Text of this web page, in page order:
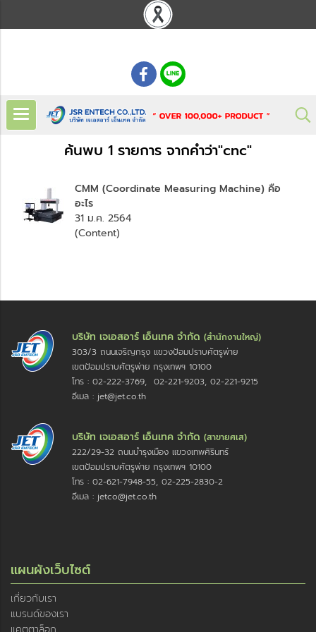
ค้นพบ 1 รายการ จากคำว่า"cnc"
CMM (Coordinate Measuring Machine) คือ
อะไร
31 ม.ค. 2564
(Content)
บริษัท เจเอสอาร์ เอ็นเทค จำกัด (สำนักงานใหญ่)
303/3 ถนนเจริญกรุง แขวงป้อมปราบศัตรูพ่าย
เขตป้อมปราบศัตรูพ่าย กรุงเทพฯ 10100
โทร : 02-222-3769, 02-221-9203, 02-221-9215
อีเมล : jet@jet.co.th
บริษัท เจเอสอาร์ เอ็นเทค จำกัด (สาขายศเส)
222/29-32 ถนนบำรุงเมือง แขวงเทพศิรินทร์
เขตป้อมปราบศัตรูพ่าย กรุงเทพฯ 10100
โทร : 02-621-7948-55, 02-225-2830-2
อีเมล : jetco@jet.co.th
แผนผังเว็บไซต์
เกี่ยวกับเรา
แบรนด์ของเรา